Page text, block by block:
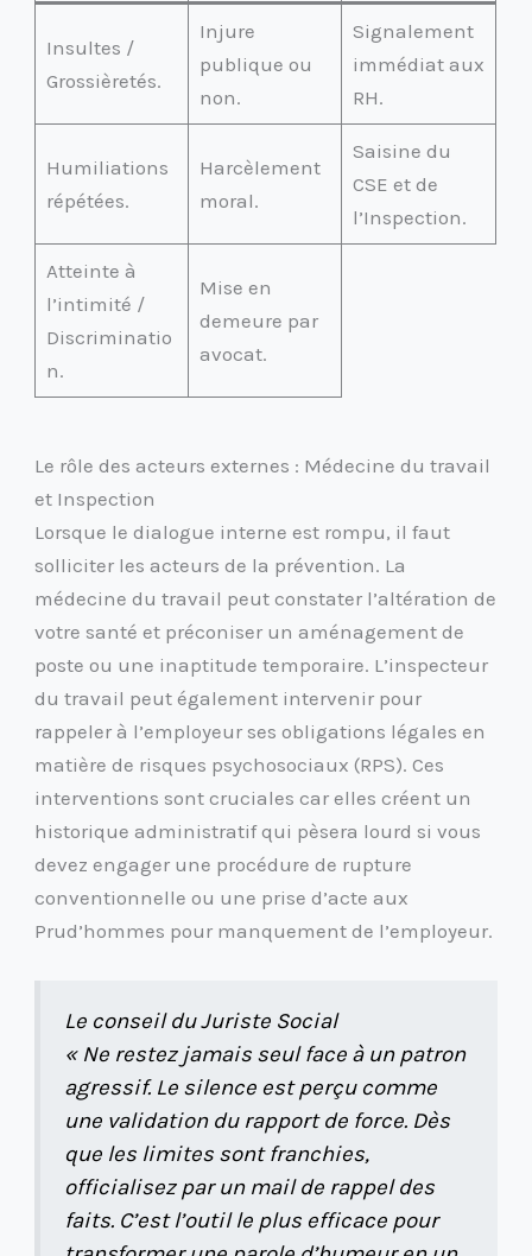
Insultes /
Grossièretés.
Injure
publique ou
non.
Signalement
immédiat aux
RH.
Humiliations
répétées.
Harcèlement
moral.
Saisine du
CSE et de
l’Inspection.
Atteinte à
l’intimité /
Discriminatio
n.
Mise en
demeure par
avocat.
Le rôle des acteurs externes : Médecine du travail
et Inspection
Lorsque le dialogue interne est rompu, il faut
solliciter les acteurs de la prévention. La
médecine du travail peut constater l’altération de
votre santé et préconiser un aménagement de
poste ou une inaptitude temporaire. L’inspecteur
du travail peut également intervenir pour
rappeler à l’employeur ses obligations légales en
matière de risques psychosociaux (RPS). Ces
interventions sont cruciales car elles créent un
historique administratif qui pèsera lourd si vous
devez engager une procédure de rupture
conventionnelle ou une prise d’acte aux
Prud’hommes pour manquement de l’employeur.
Le conseil du Juriste Social
« Ne restez jamais seul face à un patron
agressif. Le silence est perçu comme
une validation du rapport de force. Dès
que les limites sont franchies,
officialisez par un mail de rappel des
faits. C’est l’outil le plus efficace pour